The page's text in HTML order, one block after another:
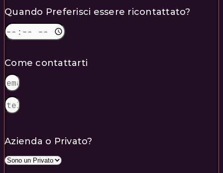
Quando Preferisci essere ricontattato?
Come contattarti
Azienda o Privato?